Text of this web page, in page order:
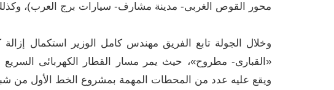
محور القوص الغربى- مدينة مشارف- سيارات برج العرب)، وكذلك 2 كوبرى مسار بمنطقة مطار برج
وخلال الجولة تابع الفريق مهندس كامل الوزير استكمال
«القبارى- مطروح»، حيث يمر مسار القطار الكهربائى
ويقع عليه عدد من المحطات المهمة بمشروع الخط الأول من